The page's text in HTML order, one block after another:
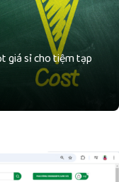
giá sỉ cho tiệm tạp